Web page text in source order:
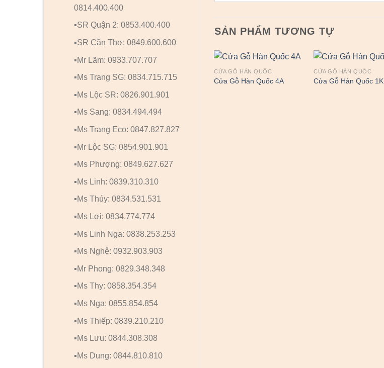
0814.400.400
▪️SR Quận 2: 0853.400.400
▪️SR Cần Thơ: 0849.600.600
▪️Mr Lãm: 0933.707.707
▪️Ms Trang SG: 0834.715.715
▪️Ms Lộc SR: 0826.901.901
▪️Ms Sang: 0834.494.494
▪️Ms Trang Eco: 0847.827.827
▪️Mr Lộc SG: 0854.901.901
▪️Ms Phượng: 0849.627.627
▪️Ms Linh: 0839.310.310
▪️Ms Thúy: 0834.531.531
▪️Ms Lợi: 0834.774.774
▪️Ms Linh Nga: 0838.253.253
▪️Ms Nghệ: 0932.903.903
▪️Mr Phong: 0829.348.348
▪️Ms Thy: 0858.354.354
▪️Ms Nga: 0855.854.854
▪️Ms Thiếp: 0839.210.210
▪️Ms Lưu: 0844.308.308
▪️Ms Dung: 0844.810.810
SẢN PHẨM TƯƠNG TỰ
CỬA GỖ HÀN QUỐC
Cửa Gỗ Hàn Quốc 4A
CỬA GỖ HÀN QUỐC
Cửa Gỗ Hàn Quốc 1K